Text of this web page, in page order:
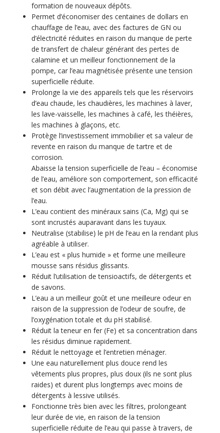
formation de nouveaux dépôts.
Permet d’économiser des centaines de dollars en
chauffage de l’eau, avec des factures de GN ou
d’électricité réduites en raison du manque de perte
de transfert de chaleur générant des pertes de
calamine et un meilleur fonctionnement de la
pompe, car l’eau magnétisée présente une tension
superficielle réduite.
Prolonge la vie des appareils tels que les réservoirs
d’eau chaude, les chaudières, les machines à laver,
les lave-vaisselle, les machines à café, les théières,
les machines à glaçons, etc.
Protège l’investissement immobilier et sa valeur de
revente en raison du manque de tartre et de
corrosion.
Abaisse la tension superficielle de l’eau – économise
de l’eau, améliore son comportement, son efficacité
et son débit avec l’augmentation de la pression de
l’eau.
L’eau contient des minéraux sains (Ca, Mg) qui se
sont incrustés auparavant dans les tuyaux.
Neutralise (stabilise) le pH de l’eau en la rendant plus
agréable à utiliser.
L’eau est « plus humide » et forme une meilleure
mousse sans résidus glissants.
Réduit l’utilisation de tensioactifs, de détergents et
de savons.
L’eau a un meilleur goût et une meilleure odeur en
raison de la suppression de l’odeur de soufre, de
l’oxygénation totale et du pH stabilisé.
Réduit la teneur en fer (Fe) et sa concentration dans
les résidus diminue rapidement.
Réduit le nettoyage et l’entretien ménager.
Une eau naturellement plus douce rend les
vêtements plus propres, plus doux (ils ne sont plus
raides) et durent plus longtemps avec moins de
détergents à lessive utilisés.
Fonctionne très bien avec les filtres, prolongeant
leur durée de vie, en raison de la tension
superficielle réduite de l’eau qui passe à travers, de